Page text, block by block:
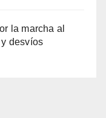
la marcha al
desvíos